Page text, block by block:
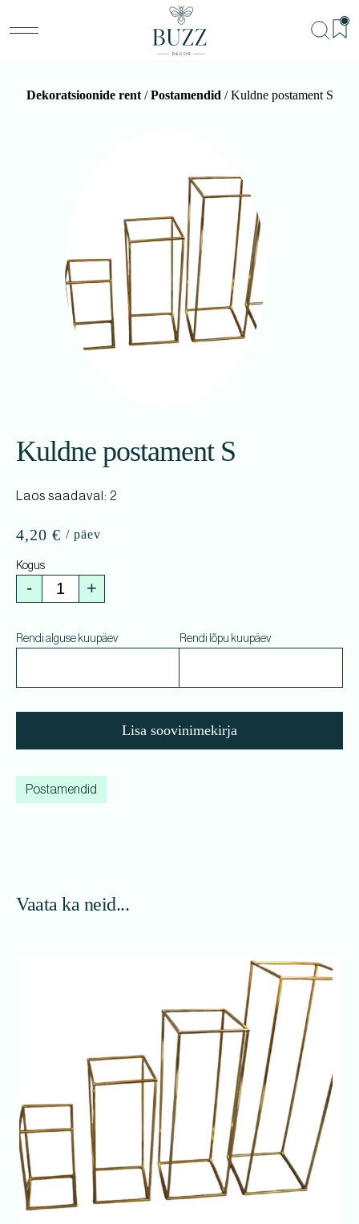
Dekoratsioonide rent/Postamendid / Kuldne postament S
Kuldne postament S
Laos saadaval: 2
4,20 €
- +
Rendi alguse kuupäev Rendi lõpu kuupäev
Lisa soovinimekirja
Postamendid
Vaata ka neid...